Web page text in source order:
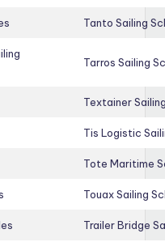
Tanto Sailing
Tarros Sailing
Textainer
Tis Logistic
Tote Maritime
Touax Sailing
Trailer Bridge